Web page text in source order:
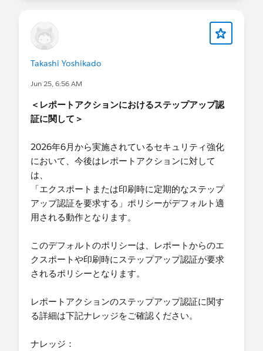
Takashi Yoshikado
Jun 25, 6:56 AM
＜レポートアクションにおけるステップアップ認
証に関して＞
2026年6月から実施されているセキュリティ強化
において、今後はレポートアクションに対して
は、
「エクスポートまたは印刷時に定期的なステップ
アップ認証を要求する」ポリシーがデフォルト適
用される動作となります。
このデフォルトのポリシーは、レポートからのエ
クスポートや印刷時にステップアップ認証が要求
されるポリシーとなります。
レポートアクションのステップアップ認証に関す
る詳細は下記ナレッジをご確認ください。
ナレッジ：